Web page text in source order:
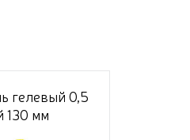
гелевый 0,5
130 мм